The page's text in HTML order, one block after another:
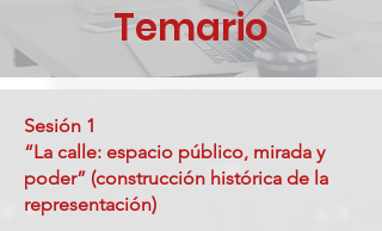
Temario
Sesión 1
“La calle: espacio público, mirada y
poder” (construcción histórica de la
representación)